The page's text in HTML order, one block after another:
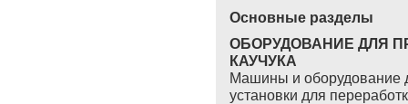
Основные разделы
ОБОРУДОВАНИЕ ДЛЯ
КАУЧУКА
Машины и оборудование
установки для